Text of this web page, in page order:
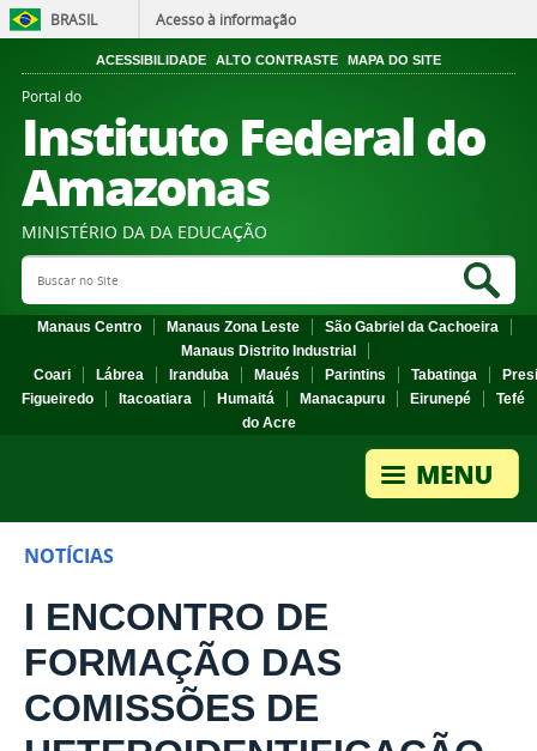
BRASIL Acesso à informação
ACESSIBILIDADE ALTO CONTRASTE MAPA DO SITE
Portal do
Instituto Federal do
Amazonas
MINISTÉRIO DA DA EDUCAÇÃO
Search Site
Manaus Centro Manaus Zona Leste
São Gabriel da Cachoeira
Manaus Distrito Industrial
Coari
Lábrea Iranduba Maués Parintins Tabatinga
Figueiredo
Itacoatiara Humaitá Manacapuru Eirunepé
Tefé
do Acre
NOTÍCIAS
I ENCONTRO DE
FORMAÇÃO DAS
COMISSÕES DE